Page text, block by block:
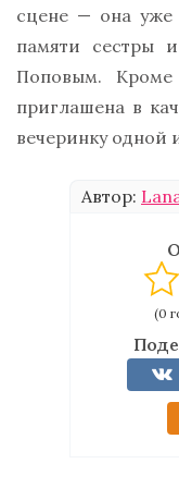
сцене — она уже
памяти сестры
Поповым. Кроме
приглашена в
вечеринку одной
Автор:
(0